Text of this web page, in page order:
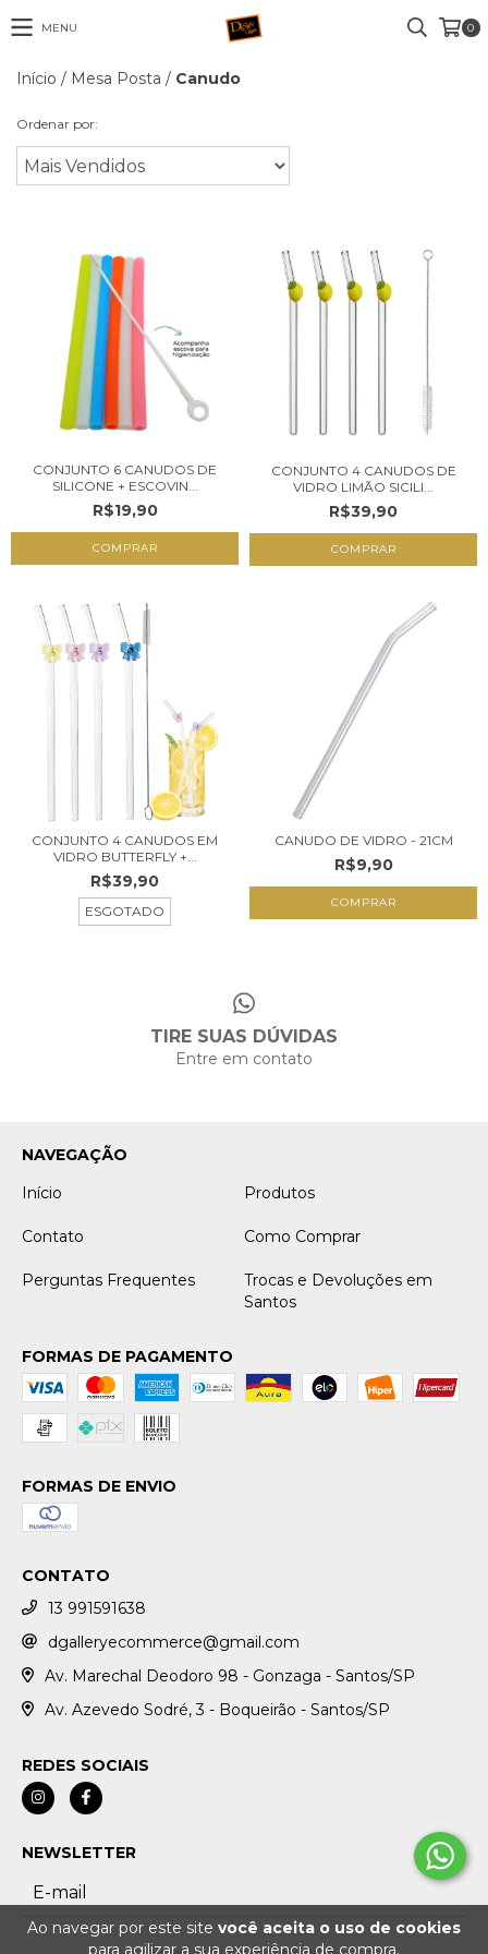
Ao navegar por este site você aceita o uso de cookies
para agilizar a sua experiência de compra.
MENU 0
Início / Mesa Posta / Canudo
Ordenar por:
CONJUNTO 6 CANUDOS DE
SILICONE + ESCOVIN...
R$19,90
CONJUNTO 4 CANUDOS DE
VIDRO LIMÃO SICILI...
R$39,90
CONJUNTO 4 CANUDOS EM
VIDRO BUTTERFLY +...
R$39,90
ESGOTADO
CANUDO DE VIDRO - 21CM
R$9,90
TIRE SUAS DÚVIDAS
Entre em contato
NAVEGAÇÃO
Início
Produtos
Contato Como Comprar
Perguntas Frequentes
Trocas e Devoluções em
Santos
FORMAS DE PAGAMENTO
FORMAS DE ENVIO
CONTATO
13 991591638
dgalleryecommerce@gmail.com
Av. Marechal Deodoro 98 - Gonzaga - Santos/SP
Av. Azevedo Sodré, 3 - Boqueirão - Santos/SP
REDES SOCIAIS
NEWSLETTER